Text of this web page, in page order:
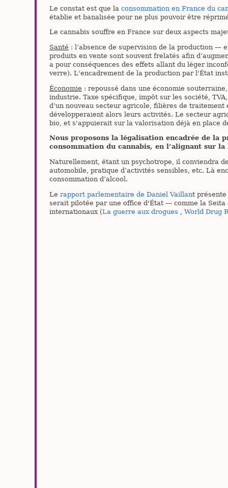
Le constat est que la consommation en France du
établie et banalisée pour ne plus pouvoir être
Le cannabis souffre en France sur deux aspects
Santé : l’absence de supervision de la production
produits en vente sont souvent frelatés afin
a pour conséquences des effets allant du léger
verre). L'encadrement de la production par l'État
Économie : repoussé dans une économie
industrie. Taxe spécifique, impôt sur les société,
d’un nouveau secteur agricole, filières de
développeraient alors leurs activités. Le secteur
bio, et s'appuierait sur la valorisation déjà en place
Nous proposons la légalisation encadrée de
consommation du cannabis, en l’alignant sur
Naturellement, étant un psychotrope, il conviendra
automobile, pratique d’activités sensibles, etc. Là
consommation d’alcool.
Le rapport parlementaire de Daniel Vaillant présente
serait pilotée par une office d'État — comme la
internationaux (La guerre aux drogues World Drug